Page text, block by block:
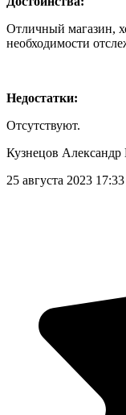
Отличный магазин,
необходимости
Недостатки:
Отсутствуют.
Кузнецов Александр
25 августа 2023 17:33